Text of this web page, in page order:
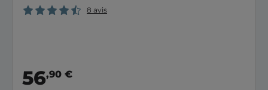
8 avis
56,90 €